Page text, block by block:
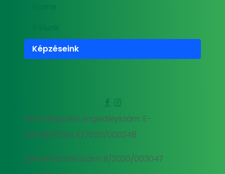
Képzéseink
Felnőttképzési engedélyszám: E-
000293/2014, E/2020/000248
Nyilvántartási szám: B/2020/003047